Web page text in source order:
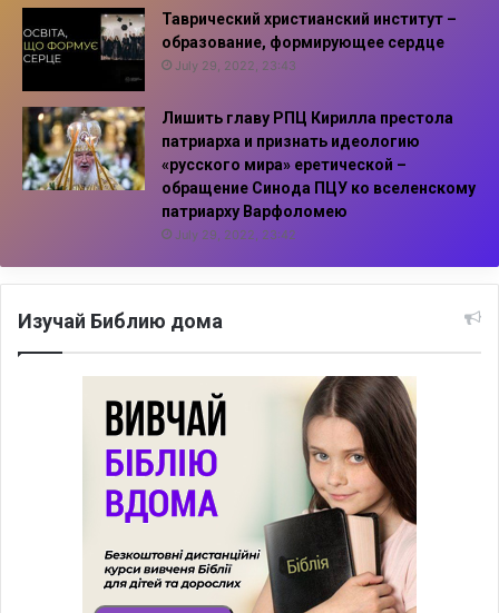
Таврический христианский институт –
образование, формирующее сердце
July 29, 2022, 23:43
Лишить главу РПЦ Кирилла престола
патриарха и признать идеологию
«русского мира» еретической –
обращение Синода ПЦУ ко вселенскому
патриарху Варфоломею
July 29, 2022, 23:42
Изучай Библию дома